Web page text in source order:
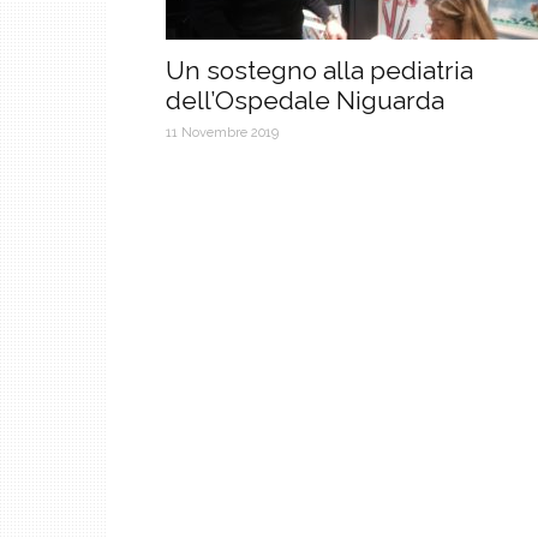
Un sostegno alla pediatria
dell’Ospedale Niguarda
11 Novembre 2019